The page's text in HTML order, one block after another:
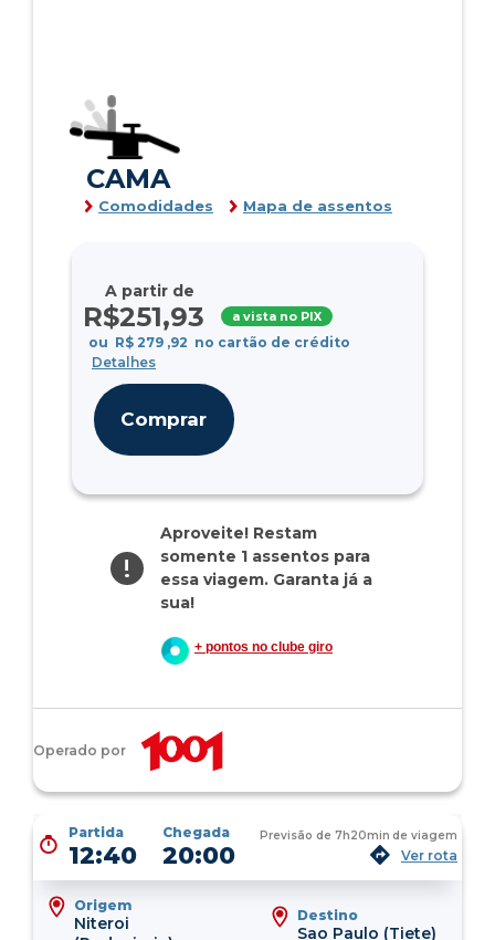
CAMA
Comodidades Mapa de assentos
A partir de
R$251,93 a vista no PIX
ou R$ 279 ,92 no cartão de crédito
Detalhes
Comprar
!
Aproveite! Restam
somente 1 assentos para
essa viagem. Garanta já a
sua!
+ pontos no clube giro
Operado por
Partida
12:40
Chegada
20:00
Previsão de 7h20min de viagem
Ver rota
Origem
Niteroi
Destino
Sao Paulo (Tiete)